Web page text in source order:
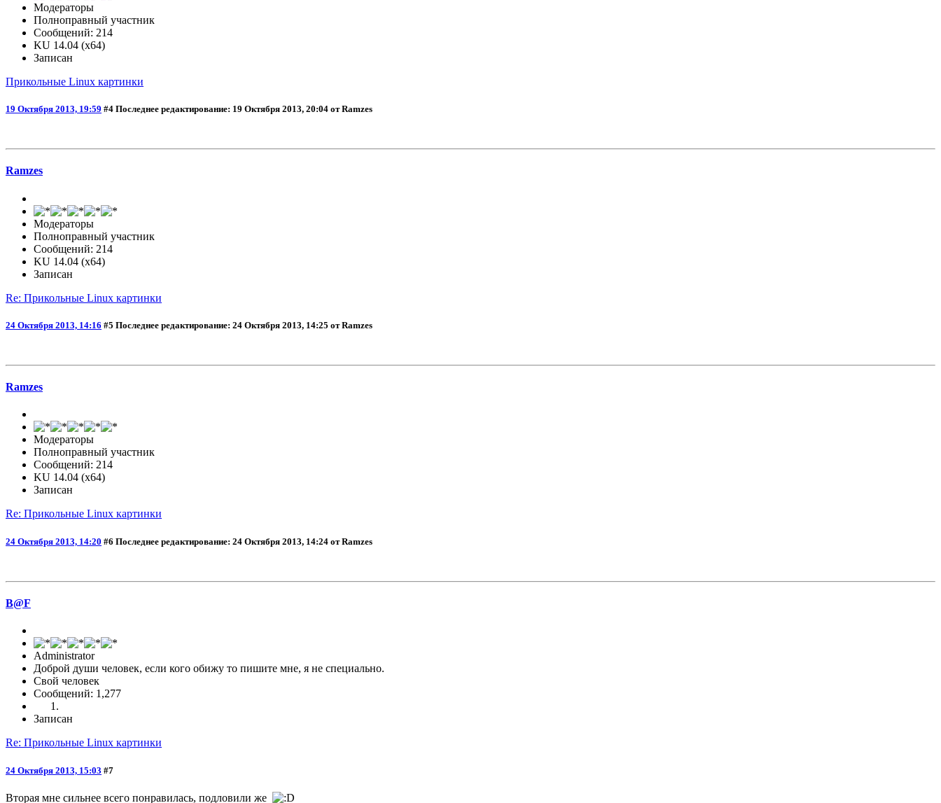
Модераторы
Полноправный участник
Сообщений: 214
KU 14.04 (x64)
Записан
Прикольные Linux картинки
19 Октября 2013, 19:59 #4 Последнее редактирование: 19 Октября 2013, 20:04 от Ramzes
Ramzes
Модераторы
Полноправный участник
Сообщений: 214
KU 14.04 (x64)
Записан
Re: Прикольные Linux картинки
24 Октября 2013, 14:16 #5 Последнее редактирование: 24 Октября 2013, 14:25 от Ramzes
Ramzes
Модераторы
Полноправный участник
Сообщений: 214
KU 14.04 (x64)
Записан
Re: Прикольные Linux картинки
24 Октября 2013, 14:20 #6 Последнее редактирование: 24 Октября 2013, 14:24 от Ramzes
B@F
Administrator
Доброй души человек, если кого обижу то пишите мне, я не специально.
Свой человек
Сообщений: 1,277
Записан
Re: Прикольные Linux картинки
24 Октября 2013, 15:03 #7
Вторая мне сильнее всего понравилась, подловили же